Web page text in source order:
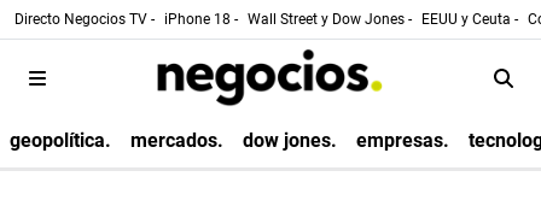
Directo Negocios TV - iPhone 18 - Wall Street y Dow Jones - EEUU y Ceuta -
geopolítica. mercados. dow jones. empresas.